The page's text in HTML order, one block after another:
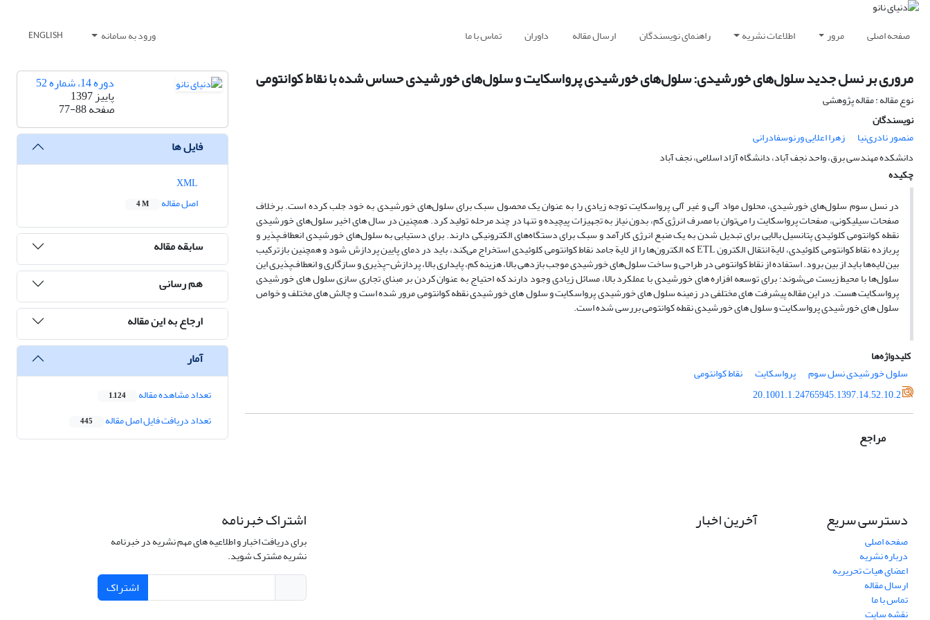
صفحه اصلی مرور اطلاعات نشریه راهنمای نویسندگان ارسال مقاله داوران تماس با ما ورود به سامانه ENGLISH
مروری بر نسل جدید سلول‌های خورشیدی: سلول‌های خورشیدی پرواسکایت و سلول‌های خورشیدی حساس شده با نقاط کوانتومی
نوع مقاله : مقاله پژوهشی
نویسندگان
منصور نادری‌نیا
زهرا اعلایی ورنوسفادرانی
دانشکده مهندسی برق، واحد نجف آباد، دانشگاه آزاد اسلامی، نجف آباد
چکیده
در نسل سوم سلول‌های خورشیدی، محلول‌ مواد آلی و غیر آلی پرواسکایت توجه زیادی را به عنوان یک محصول سبک برای سلول‌های خورشیدی به خود جلب کرده است. برخلاف
صفحات سیلیکونی، صفحات پرواسکایت را می‌توان با مصرف انرژی کم، بدون نیاز به تجهیزات پیچیده و تنها در چند مرحله تولید کرد. همچنین در سال های اخیر سلول‌های خورشیدی
نقطه کوانتومی کلوئیدی پتانسیل بالایی برای تبدیل شدن به یک منبع انرژی کارآمد و سبک برای دستگاه‌های الکترونیکی دارند. برای دستیابی به سلول‌های خورشیدی انعطاف‌پذیر و
پربازده نقاط کوانتومی کلوئیدی، لایة انتقال الکترون ETL که الکترون‌ها را از لایة جامد نقاط کوانتومی کلوئیدی استخراج می‌کند، باید در دمای پایین پردازش شود و همچنین بازترکیب
بین لایه‌ها باید از بین برود. استفاده از نقاط کوانتومی در طراحی و ساخت سلول‌های خورشیدی موجب بازدهی بالا، هزینه کم، پایداری بالا، پردازش-پذیری و سازگاری و انعطاف‌پذیری این
سلول‌ها با محیط زیست می‌شوند؛ برای توسعه افزاره های خورشیدی با عملکرد بالا، مسائل زیادی وجود دارند که احتیاج به عنوان کردن بر مبنای تجاری سازی سلول های خورشیدی
پرواسکایت هست. در این مقاله پیشرفت های مختلفی در زمینه سلول های خورشیدی پرواسکایت و سلول های خورشیدی نقطه کوانتومی مرور شده است و چالش های مختلف و خواص
سلول های خورشیدی پرواسکایت و سلول های خورشیدی نقطه کوانتومی بررسی شده است.
کلیدواژه‌ها
سلول خورشیدی نسل سوم
پرواسکایت
نقاط کوانتومی
20.1001.1.24765945.1397.14.52.10.2
مراجع
دوره 14، شماره 52
پاییز 1397
صفحه77-88
فایل ها
اصل مقاله
4 M
سابقه مقاله
هم رسانی
ارجاع به این مقاله
آمار
تعداد مشاهده مقاله 1,124
تعداد دریافت فایل اصل مقاله 445
دسترسی سریع
صفحه اصلی
درباره نشریه
اعضای هیات تحریریه
ارسال مقاله
تماس با ما
نقشه سایت
آخرین اخبار اشتراک خبرنامه
برای دریافت اخبار و اطلاعیه های مهم نشریه در خبرنامه
نشریه مشترک شوید.
اشتراک